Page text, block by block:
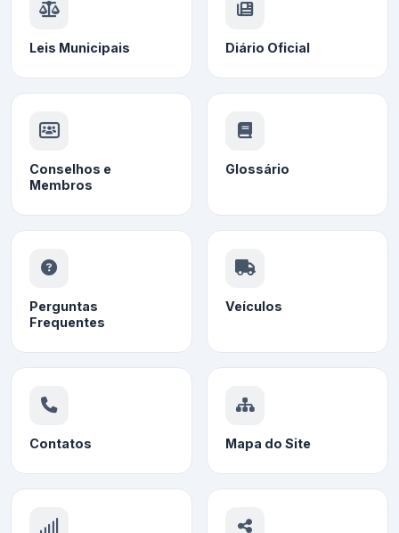
Leis Municipais Diário Oficial
Conselhos e
Membros
Glossário
Perguntas
Frequentes
Veículos
Contatos Mapa do Site